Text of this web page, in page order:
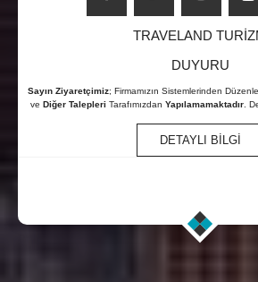
KAZAKISTAN
0850 304 03
7/24 ONLİNE ÇAĞRI
TRAVELAND
DUYURU
Sayın Ziyaretçimiz; Firmamızın Sistemlerinden
ve Diğer Talepleri Tarafımızdan Yapılamamaktadır.
DETAYLI BİLGİ